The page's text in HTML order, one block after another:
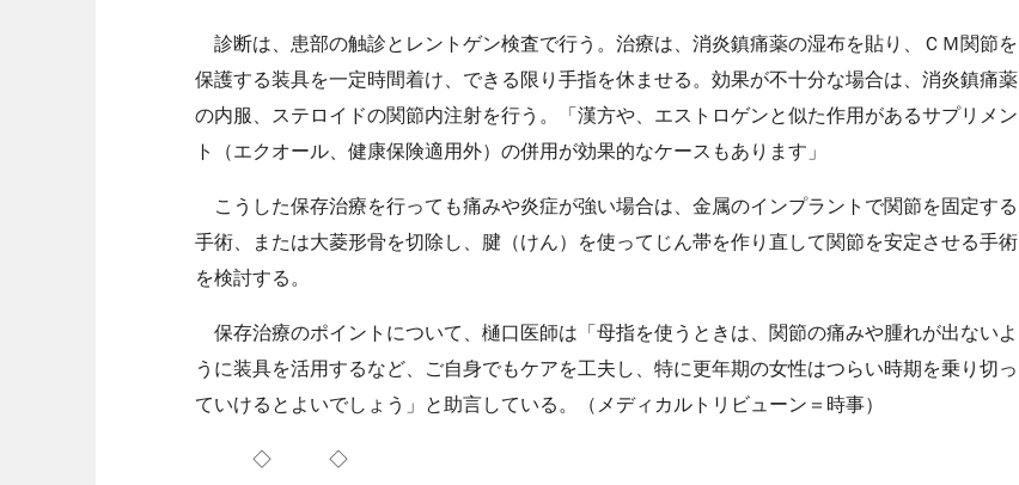
診断は、患部の触診とレントゲン検査で行う。治療は、消炎鎮痛薬の湿布を貼り、ＣＭ関節を
保護する装具を一定時間着け、できる限り手指を休ませる。効果が不十分な場合は、消炎鎮痛薬
の内服、ステロイドの関節内注射を行う。「漢方や、エストロゲンと似た作用があるサプリメン
ト（エクオール、健康保険適用外）の併用が効果的なケースもあります」
こうした保存治療を行っても痛みや炎症が強い場合は、金属のインプラントで関節を固定する
手術、または大菱形骨を切除し、腱（けん）を使ってじん帯を作り直して関節を安定させる手術
を検討する。
保存治療のポイントについて、樋口医師は「母指を使うときは、関節の痛みや腫れが出ないよ
うに装具を活用するなど、ご自身でもケアを工夫し、特に更年期の女性はつらい時期を乗り切っ
ていけるとよいでしょう」と助言している。（メディカルトリビューン＝時事）
◇ ◇